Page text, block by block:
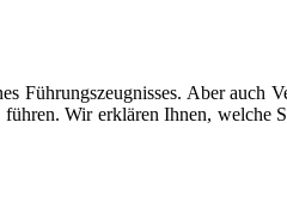
Führungszeugnisses. Aber auch
Wir erklären Ihnen, welche